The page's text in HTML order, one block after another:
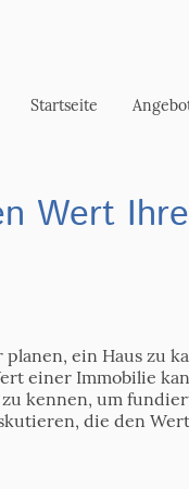
Startseite
Wert
ein Haus zu
einer Immobilie
kennen, um
die den